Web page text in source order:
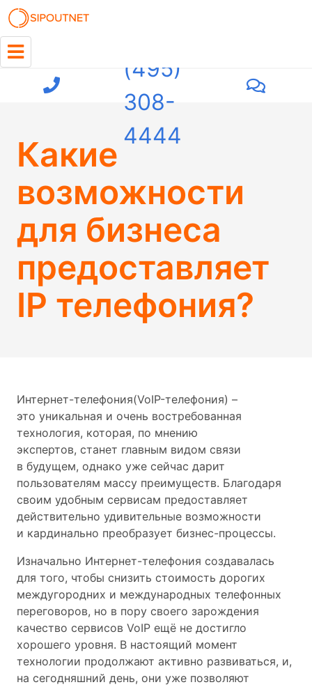
(495)
308-
4444
Какие
возможности
для бизнеса
предоставляет
IP телефония?
Интернет-телефония(VoIP-телефония) –
это уникальная и очень востребованная
технология, которая, по мнению
экспертов, станет главным видом связи
в будущем, однако уже сейчас дарит
пользователям массу преимуществ. Благодаря
своим удобным сервисам предоставляет
действительно удивительные возможности
и кардинально преобразует бизнес-процессы.
Изначально Интернет-телефония создавалась
для того, чтобы снизить стоимость дорогих
междугородних и международных телефонных
переговоров, но в пору своего зарождения
качество сервисов VoIP ещё не достигло
хорошего уровня. В настоящий момент
технологии продолжают активно развиваться, и,
на сегодняшний день, они уже позволяют